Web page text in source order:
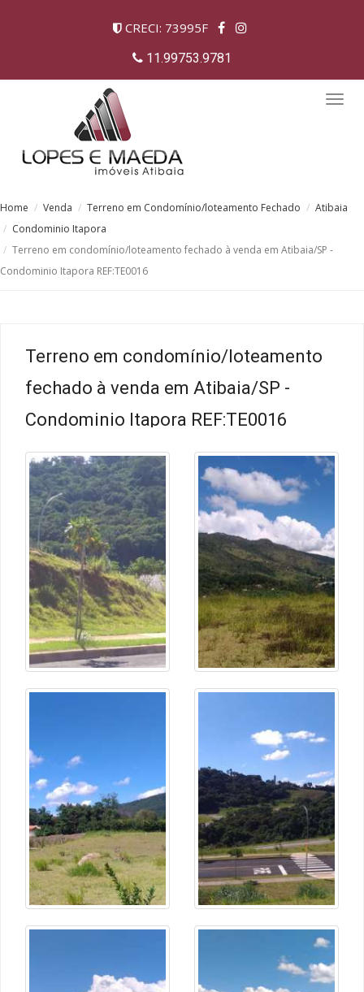
CRECI: 73995F
11.99753.9781
Home Venda Terreno em Condomínio/loteamento Fechado
Atibaia
Condominio Itapora
Terreno em condomínio/loteamento fechado à venda em Atibaia/SP -
Condominio Itapora REF:TE0016
Terreno em condomínio/loteamento
fechado à venda em Atibaia/SP -
Condominio Itapora REF:TE0016